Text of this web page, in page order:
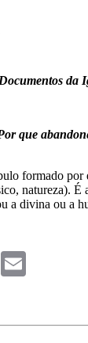
Documentos da
que
formado por
natureza). É
a divina ou a
WhatsApp